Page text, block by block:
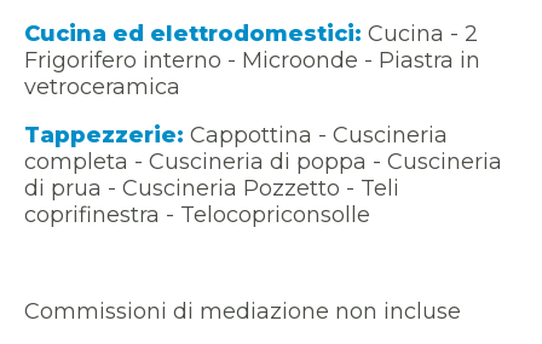
Cucina ed elettrodomestici: Cucina - 2
Frigorifero interno - Microonde - Piastra in
vetroceramica
Tappezzerie: Cappottina - Cuscineria
completa - Cuscineria di poppa - Cuscineria
di prua - Cuscineria Pozzetto - Teli
coprifinestra - Telocopriconsolle
Commissioni di mediazione non incluse